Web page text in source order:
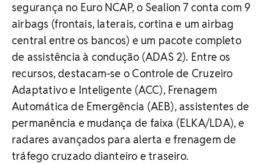
segurança no Euro NCAP, o Sealion 7 conta com 9
airbags (frontais, laterais, cortina e um airbag
central entre os bancos) e um pacote completo
de assistência à condução (ADAS 2). Entre os
recursos, destacam-se o Controle de Cruzeiro
Adaptativo e Inteligente (ACC), Frenagem
Automática de Emergência (AEB), assistentes de
permanência e mudança de faixa (ELKA/LDA), e
radares avançados para alerta e frenagem de
tráfego cruzado dianteiro e traseiro.